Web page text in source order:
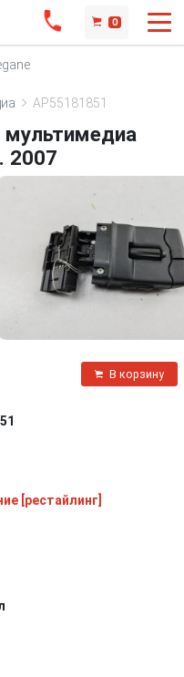
0
AP55181851
2007
В корзину
[рестайлинг]